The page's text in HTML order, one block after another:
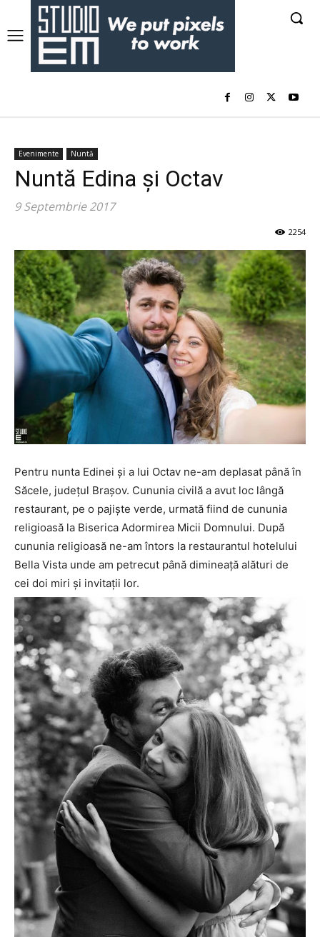
Evenimente Nuntă
Nuntă Edina și Octav
9 Septembrie 2017
2254
Pentru nunta Edinei și a lui Octav ne-am deplasat până în
Săcele, județul Brașov. Cununia civilă a avut loc lângă
restaurant, pe o pajiște verde, urmată fiind de cununia
religioasă la Biserica Adormirea Micii Domnului. După
cununia religioasă ne-am întors la restaurantul hotelului
Bella Vista unde am petrecut până dimineață alături de
cei doi miri și invitații lor.